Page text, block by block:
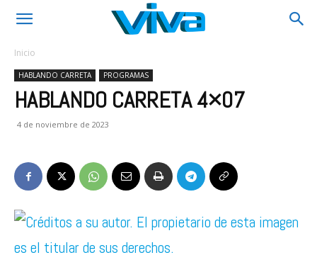
Inicio
HABLANDO CARRETA PROGRAMAS
HABLANDO CARRETA 4×07
4 de noviembre de 2023